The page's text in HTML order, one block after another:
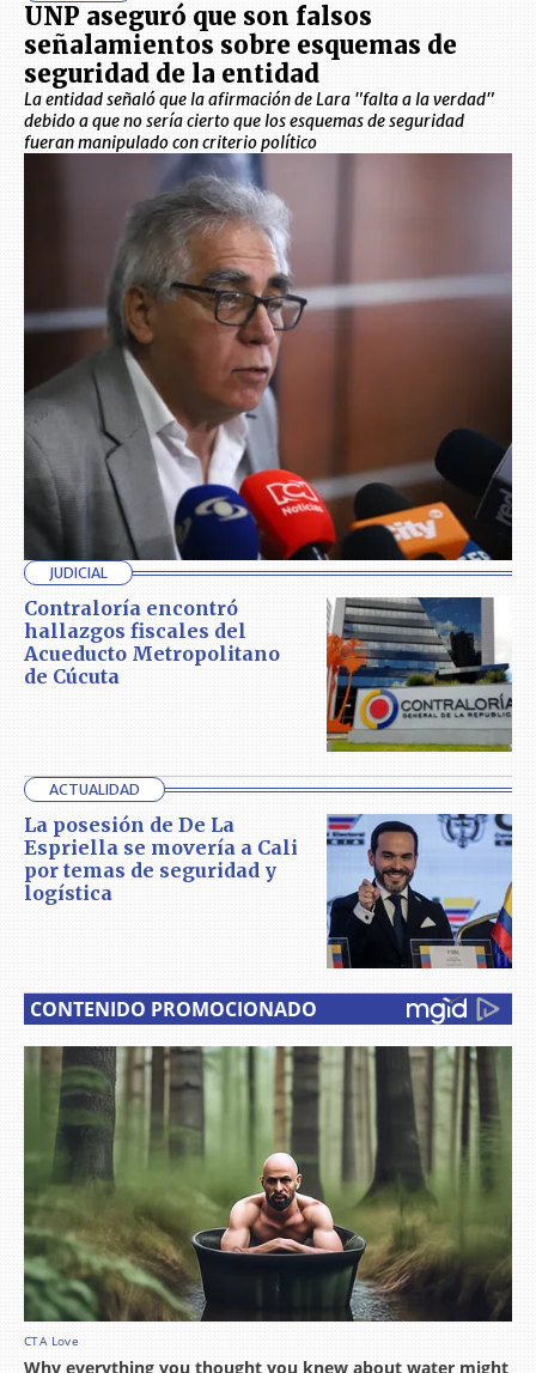
UNP aseguró que son falsos
señalamientos sobre esquemas de
seguridad de la entidad
La entidad señaló que la afirmación de Lara "falta a la verdad"
debido a que no sería cierto que los esquemas de seguridad
fueran manipulado con criterio político
JUDICIAL
Contraloría encontró
hallazgos fiscales del
Acueducto Metropolitano
de Cúcuta
ACTUALIDAD
La posesión de De La
Espriella se movería a Cali
por temas de seguridad y
logística